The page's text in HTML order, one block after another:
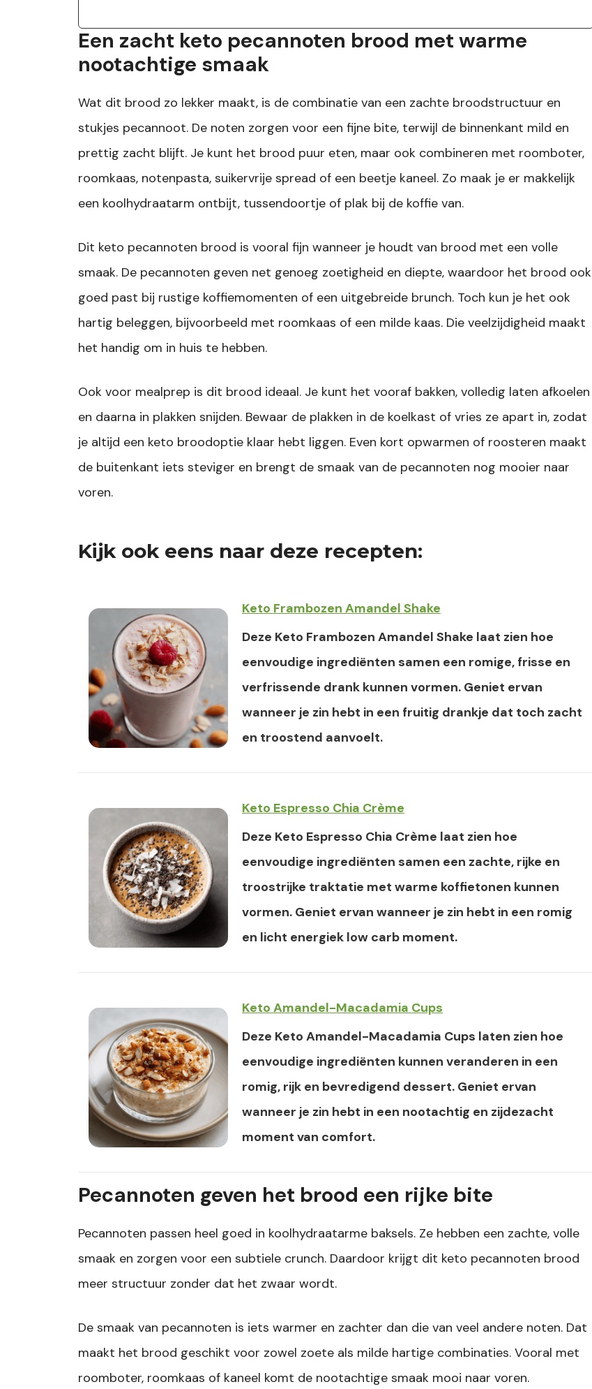
Een zacht keto pecannoten brood met warme
nootachtige smaak
Wat dit brood zo lekker maakt, is de combinatie van een zachte broodstructuur en
stukjes pecannoot. De noten zorgen voor een fijne bite, terwijl de binnenkant mild en
prettig zacht blijft. Je kunt het brood puur eten, maar ook combineren met roomboter,
roomkaas, notenpasta, suikervrije spread of een beetje kaneel. Zo maak je er makkelijk
een koolhydraatarm ontbijt, tussendoortje of plak bij de koffie van.
Dit keto pecannoten brood is vooral fijn wanneer je houdt van brood met een volle
smaak. De pecannoten geven net genoeg zoetigheid en diepte, waardoor het brood ook
goed past bij rustige koffiemomenten of een uitgebreide brunch. Toch kun je het ook
hartig beleggen, bijvoorbeeld met roomkaas of een milde kaas. Die veelzijdigheid maakt
het handig om in huis te hebben.
Ook voor mealprep is dit brood ideaal. Je kunt het vooraf bakken, volledig laten afkoelen
en daarna in plakken snijden. Bewaar de plakken in de koelkast of vries ze apart in, zodat
je altijd een keto broodoptie klaar hebt liggen. Even kort opwarmen of roosteren maakt
de buitenkant iets steviger en brengt de smaak van de pecannoten nog mooier naar
voren.
Kijk ook eens naar deze recepten:
Keto Frambozen Amandel Shake
Deze Keto Frambozen Amandel Shake laat zien hoe
eenvoudige ingrediënten samen een romige, frisse en
verfrissende drank kunnen vormen. Geniet ervan
wanneer je zin hebt in een fruitig drankje dat toch zacht
en troostend aanvoelt.
Keto Espresso Chia Crème
Deze Keto Espresso Chia Crème laat zien hoe
eenvoudige ingrediënten samen een zachte, rijke en
troostrijke traktatie met warme koffietonen kunnen
vormen. Geniet ervan wanneer je zin hebt in een romig
en licht energiek low carb moment.
Keto Amandel-Macadamia Cups
Deze Keto Amandel-Macadamia Cups laten zien hoe
eenvoudige ingrediënten kunnen veranderen in een
romig, rijk en bevredigend dessert. Geniet ervan
wanneer je zin hebt in een nootachtig en zijdezacht
moment van comfort.
Pecannoten geven het brood een rijke bite
Pecannoten passen heel goed in koolhydraatarme baksels. Ze hebben een zachte, volle
smaak en zorgen voor een subtiele crunch. Daardoor krijgt dit keto pecannoten brood
meer structuur zonder dat het zwaar wordt.
De smaak van pecannoten is iets warmer en zachter dan die van veel andere noten. Dat
maakt het brood geschikt voor zowel zoete als milde hartige combinaties. Vooral met
roomboter, roomkaas of kaneel komt de nootachtige smaak mooi naar voren.